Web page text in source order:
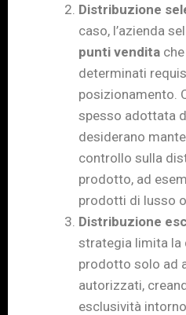
Distribuzione
caso, l’azienda
punti vendita
determinati
posizionamento.
spesso adottata
desiderano
controllo sulla
prodotto, ad
prodotti di lusso
Distribuzione
strategia limita la
prodotto solo ad
autorizzati,
esclusività